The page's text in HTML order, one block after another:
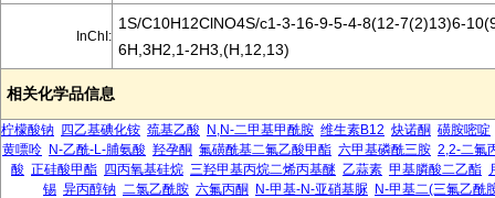
InChI:
1S/C10H12ClNO4S/c1-3-16-9-5-4-8(12-7(2)13)6-
6H,3H2,1-2H3,(H,12,13)
相关化学品信息
柠檬酸钠 四乙基碘化铵 巯基乙酸 N,N-二甲基甲酰胺 维生素B12 炔诺酮 磺胺嘧啶
黄嘌呤 N-乙酰-L-脯氨酸 羟孕酮 氟磺酰基二氟乙酸甲酯 六甲基磷酰三胺 2,2-二氟
酸 正硅酸甲酯 四丙氧基硅烷 三羟甲基丙烷二烯丙基醚 乙蒜素 甲基膦酸二乙酯
锡 异丙醇钠 二氯乙酰胺 六氟丙酮 N-甲基-N-亚硝基脲 N-甲基二(三氟乙酰